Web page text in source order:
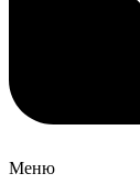
Меню